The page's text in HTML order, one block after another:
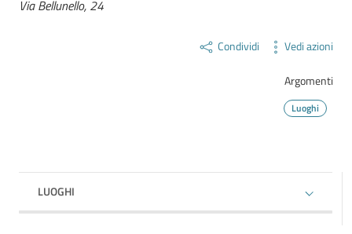
Contenuto
Via Bellunello, 24
Condividi Vedi azioni
Argomenti
Luoghi
LUOGHI ESPANDI